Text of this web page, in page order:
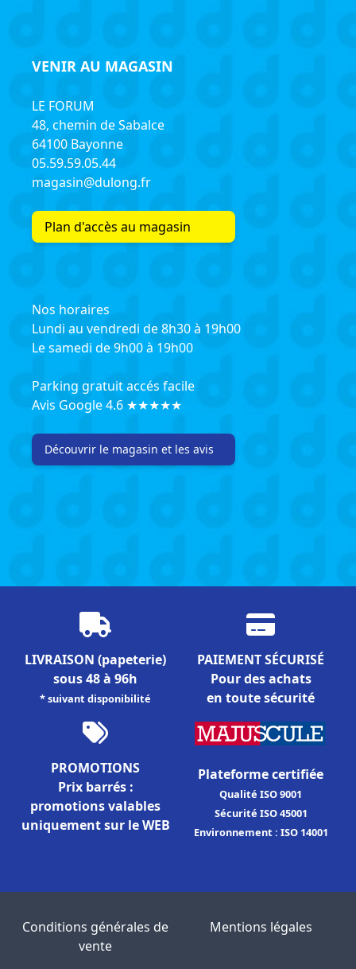
VENIR AU MAGASIN
LE FORUM
48, chemin de Sabalce
64100 Bayonne
05.59.59.05.44
magasin@dulong.fr
Plan d'accès au magasin
Nos horaires
Lundi au vendredi de 8h30 à 19h00
Le samedi de 9h00 à 19h00
Parking gratuit accés facile
Avis Google 4.6 ★★★★★
Découvrir le magasin et les avis
LIVRAISON (papeterie)
sous 48 à 96h
* suivant disponibilité
PAIEMENT SÉCURISÉ
Pour des achats
en toute sécurité
PROMOTIONS
Prix barrés :
promotions valables
uniquement sur le WEB
Plateforme certifiée
Qualité ISO 9001
Sécurité ISO 45001
Environnement : ISO 14001
Conditions générales de
vente
Mentions légales